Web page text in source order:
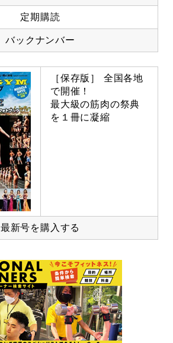
定期購読
バックナンバー
［保存版］ 全国各地
で開催！
最大級の筋肉の祭典
を１冊に凝縮
最新号を購入する